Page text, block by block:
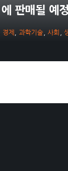
에 판매될 예
경제 과학기술 ,사회 ,